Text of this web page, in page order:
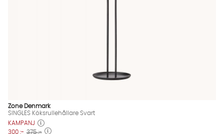
Zone Denmark
SINGLES Köksrullehållare Svart
KAMPANJ
300 :- 375 :-